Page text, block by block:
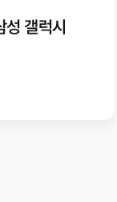
성 갤럭시